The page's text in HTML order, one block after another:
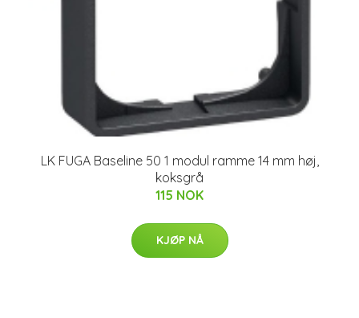
LK FUGA Baseline 50 1 modul ramme 14 mm høj,
koksgrå
115 NOK
KJØP NÅ